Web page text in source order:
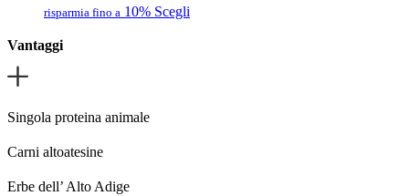
risparmia fino a 10% Scegli
Vantaggi
Singola proteina animale
Carni altoatesine
Erbe dell’ Alto Adige